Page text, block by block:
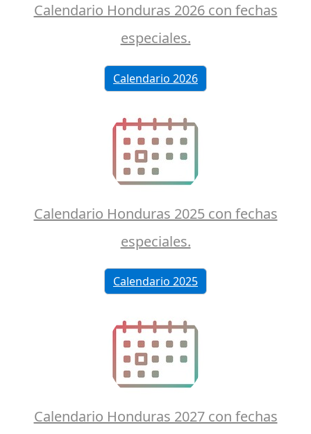
Calendario Honduras 2026 con fechas
especiales.
Calendario 2026
Calendario Honduras 2025 con fechas
especiales.
Calendario 2025
Calendario Honduras 2027 con fechas